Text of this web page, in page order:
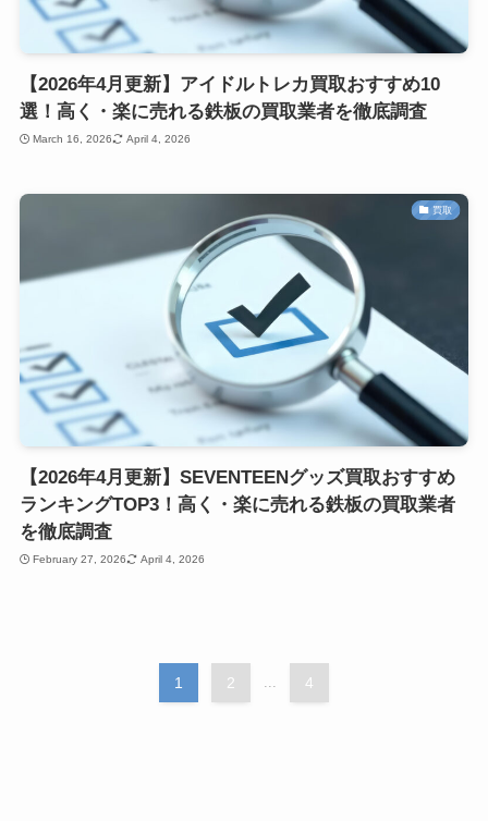
【2026年4月更新】アイドルトレカ買取おすすめ10
選！高く・楽に売れる鉄板の買取業者を徹底調査
March 16, 2026 April 4, 2026
買取
【2026年4月更新】SEVENTEENグッズ買取おすすめ
ランキングTOP3！高く・楽に売れる鉄板の買取業者
を徹底調査
February 27, 2026 April 4, 2026
1 2 ... 4